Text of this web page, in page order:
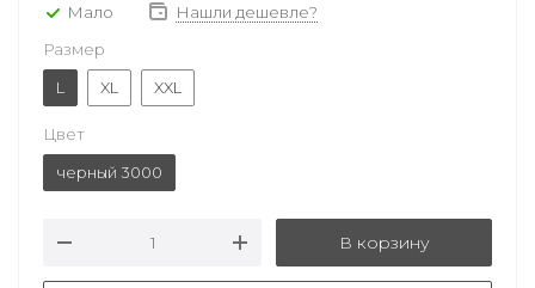
Мало
Нашли дешевле?
Размер
L
XL XXL
Цвет
черный 3000
В корзину